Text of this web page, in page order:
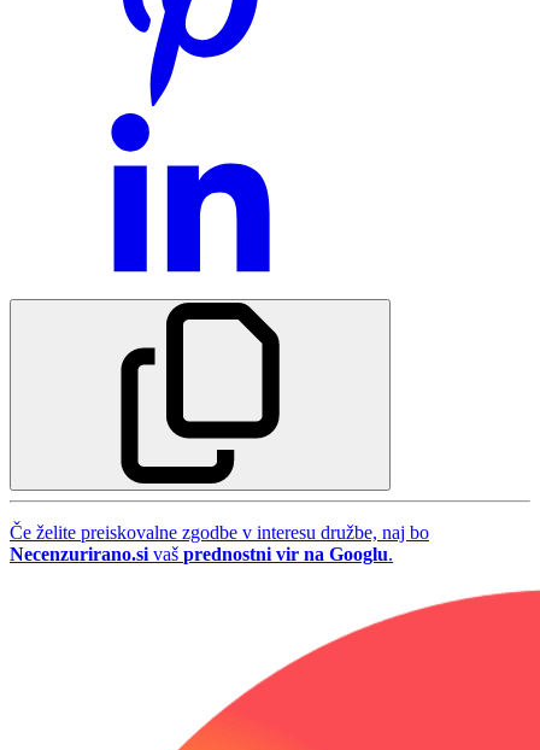
Če želite preiskovalne zgodbe v interesu družbe, naj bo
Necenzurirano.si vaš prednostni vir na Googlu.